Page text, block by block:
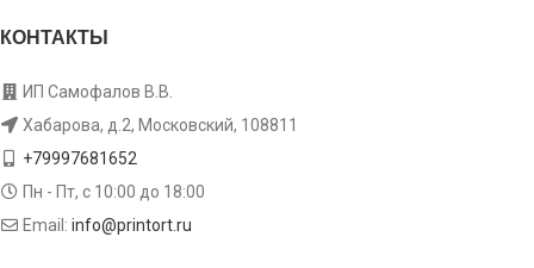
КОНТАКТЫ
ИП Самофалов В.В.
Хабарова, д.2, Московский, 108811
+79997681652
Пн - Пт, с 10:00 до 18:00
Email: info@printort.ru